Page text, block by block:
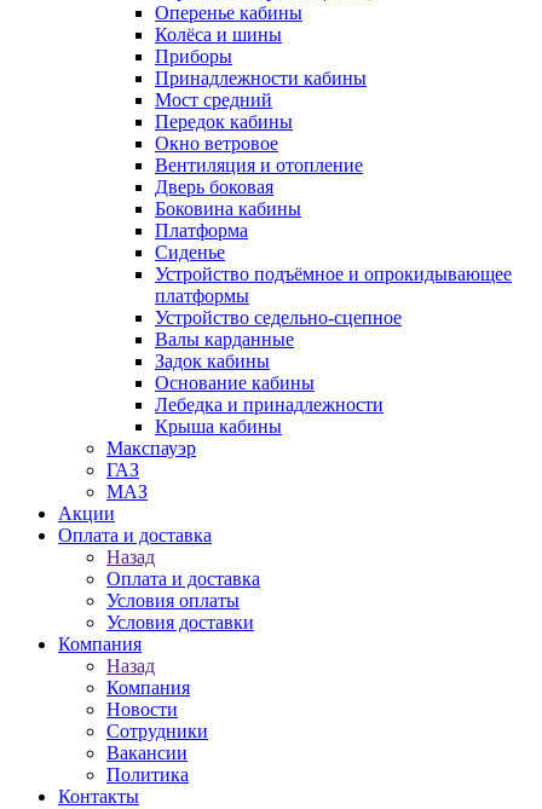
Оперенье кабины
Колёса и шины
Приборы
Принадлежности кабины
Мост средний
Передок кабины
Окно ветровое
Вентиляция и отопление
Дверь боковая
Боковина кабины
Платформа
Сиденье
Устройство подъёмное и опрокидывающее
платформы
Устройство седельно-сцепное
Валы карданные
Задок кабины
Основание кабины
Лебедка и принадлежности
Крыша кабины
Макспауэр
ГАЗ
МАЗ
Акции
Оплата и доставка
Назад
Оплата и доставка
Условия оплаты
Условия доставки
Компания
Назад
Компания
Новости
Сотрудники
Вакансии
Политика
Контакты